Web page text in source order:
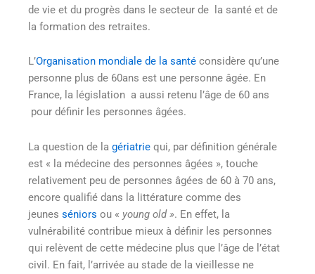
de vie et du progrès dans le secteur de la santé et de
la formation des retraites.
L’Organisation mondiale de la santé considère qu’une
personne plus de 60ans est une personne âgée. En
France, la législation a aussi retenu l’âge de 60 ans
pour définir les personnes âgées.
La question de la gériatrie qui, par définition générale
est « la médecine des personnes âgées », touche
relativement peu de personnes âgées de 60 à 70 ans,
encore qualifié dans la littérature comme des
jeunes séniors ou « young old ». En effet, la
vulnérabilité contribue mieux à définir les personnes
qui relèvent de cette médecine plus que l’âge de l’état
civil. En fait, l’arrivée au stade de la vieillesse ne